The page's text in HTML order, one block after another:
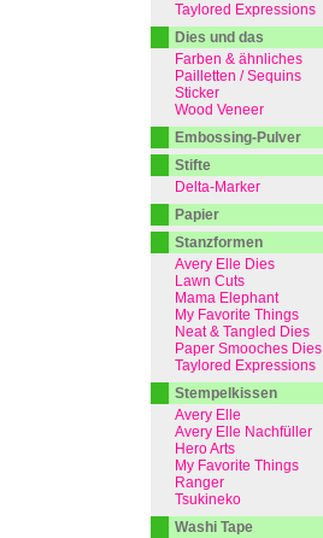
Taylored Expressions
Dies und das
Farben & ähnliches
Pailletten / Sequins
Sticker
Wood Veneer
Embossing-Pulver
Stifte
Delta-Marker
Papier
Stanzformen
Avery Elle Dies
Lawn Cuts
Mama Elephant
My Favorite Things
Neat & Tangled Dies
Paper Smooches Dies
Taylored Expressions
Stempelkissen
Avery Elle
Avery Elle Nachfüller
Hero Arts
My Favorite Things
Ranger
Tsukineko
Washi Tape